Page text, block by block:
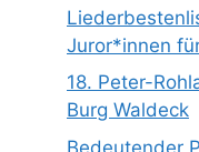
Juror*innen
18. Peter-
Burg Waldeck
Bedeutender